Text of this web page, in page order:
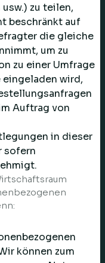
zu teilen,
beschränkt auf
die gleiche
um zu
zu einer Umfrage
eingeladen wird,
Auftrag von
in dieser
sofern
können zum